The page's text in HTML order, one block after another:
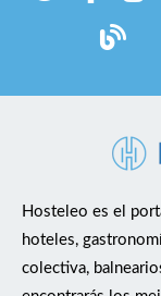
Hosteleo es el
hoteles,
colectiva,